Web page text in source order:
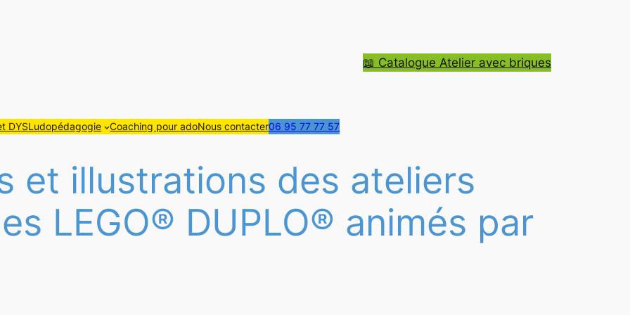
📖 Catalogue Atelier avec briques
DYSLudopédagogie Coaching pour adoNous contacter06 95 77 77 57
et illustrations des ateliers
LEGO® DUPLO® animés par